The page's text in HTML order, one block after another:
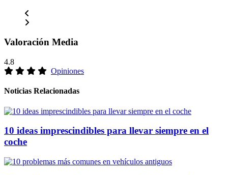
Valoración Media
4.8
Opiniones
Noticias Relacionadas
10 ideas imprescindibles para llevar siempre en el
coche